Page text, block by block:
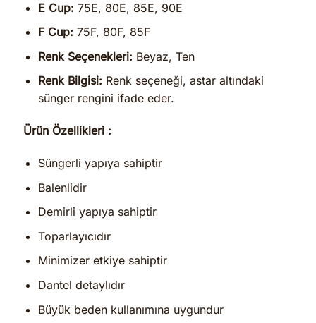
E Cup: 75E, 80E, 85E, 90E
F Cup: 75F, 80F, 85F
Renk Seçenekleri: Beyaz, Ten
Renk Bilgisi: Renk seçeneği, astar altındaki
sünger rengini ifade eder.
Ürün Özellikleri :
Süngerli yapıya sahiptir
Balenlidir
Demirli yapıya sahiptir
Toparlayıcıdır
Minimizer etkiye sahiptir
Dantel detaylıdır
Büyük beden kullanımına uygundur